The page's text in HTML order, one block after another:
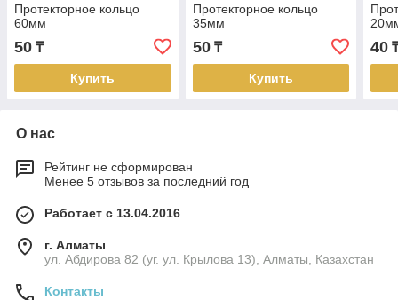
Протекторное кольцо
60мм
50 ₸
Купить
Протекторное кольцо
35мм
50₸
Купить
40
О нас
Рейтинг не сформирован
Менее 5 отзывов за последний год
Работает с 13.04.2016
г. Алматы
ул. Абдирова 82 (уг. ул. Крылова 13), Алматы, Казахстан
Контакты